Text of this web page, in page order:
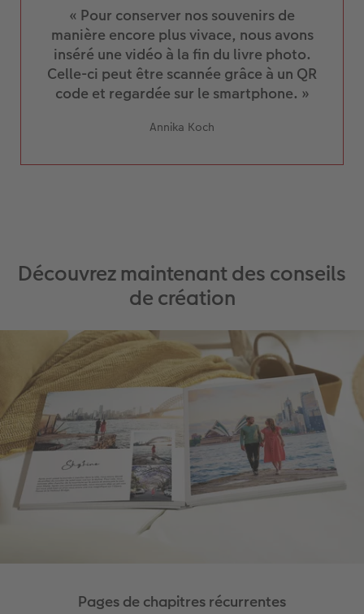
peu plus claires.
Maintenant, la carte peut être copiée autant
de fois que l’on veut et modifiée dans sa taille
selon les besoins : Par exemple, dans la table
des matières ou sur la couverture.
« Pour conserver nos souvenirs de
manière encore plus vivace, nous avons
inséré une vidéo à la fin du livre photo.
Celle-ci peut être scannée grâce à un QR
code et regardée sur le smartphone. »
Annika Koch
Découvrez maintenant des conseils
de création
Pages de chapitres récurrentes